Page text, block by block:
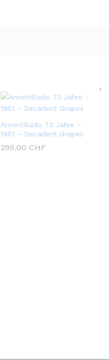
Amontillado 73 Jahre –
1951 – Decadent Grapes
299.00 CHF